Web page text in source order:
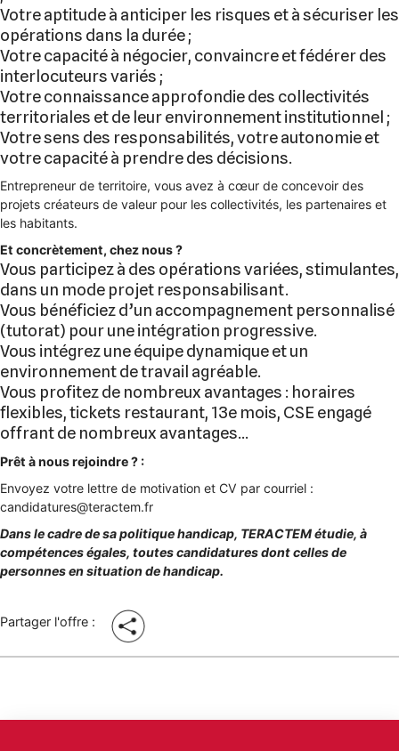
Votre aptitude à anticiper les risques et à sécuriser les
opérations dans la durée ;
Votre capacité à négocier, convaincre et fédérer des
interlocuteurs variés ;
Votre connaissance approfondie des collectivités
territoriales et de leur environnement institutionnel ;
Votre sens des responsabilités, votre autonomie et
votre capacité à prendre des décisions.
Entrepreneur de territoire, vous avez à cœur de concevoir des
projets créateurs de valeur pour les collectivités, les partenaires et
les habitants.
Et concrètement, chez nous ?
Vous participez à des opérations variées, stimulantes,
dans un mode projet responsabilisant.
Vous bénéficiez d’un accompagnement personnalisé
(tutorat) pour une intégration progressive.
Vous intégrez une équipe dynamique et un
environnement de travail agréable.
Vous profitez de nombreux avantages : horaires
flexibles, tickets restaurant, 13e mois, CSE engagé
offrant de nombreux avantages…
Prêt à nous rejoindre ? :
Envoyez votre lettre de motivation et CV par courriel :
candidatures@teractem.fr
Dans le cadre de sa politique handicap, TERACTEM étudie, à
compétences égales, toutes candidatures dont celles de
personnes en situation de handicap.
Partager l'offre :